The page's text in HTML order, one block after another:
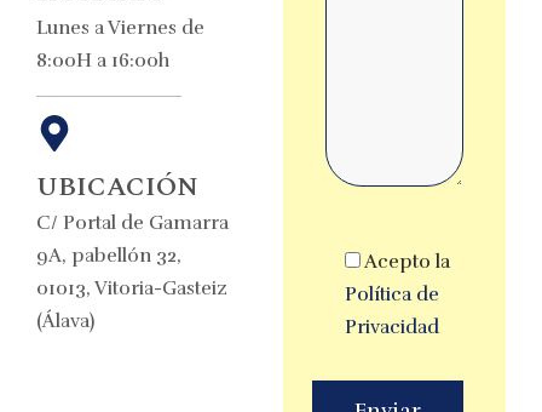
Lunes a Viernes de
8:00H a 16:00h
UBICACIÓN
C/ Portal de Gamarra
9A, pabellón 32,
01013, Vitoria-Gasteiz
(Álava)
Acepto la
Política de
Privacidad